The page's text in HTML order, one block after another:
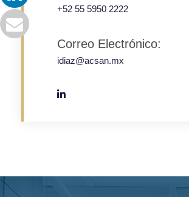
+52 55 5950 2222
Correo Electrónico:
idiaz@acsan.mx